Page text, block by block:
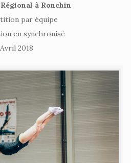
à Ronchin
par équipe
en synchronisé
Avril 2018